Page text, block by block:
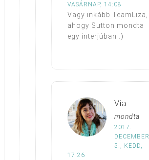
VASÁRNAP, 14:08
Vagy inkább TeamLiza,
ahogy Sutton mondta
egy interjúban :)
Via
mondta
2017.
DECEMBER
5., KEDD,
17:26